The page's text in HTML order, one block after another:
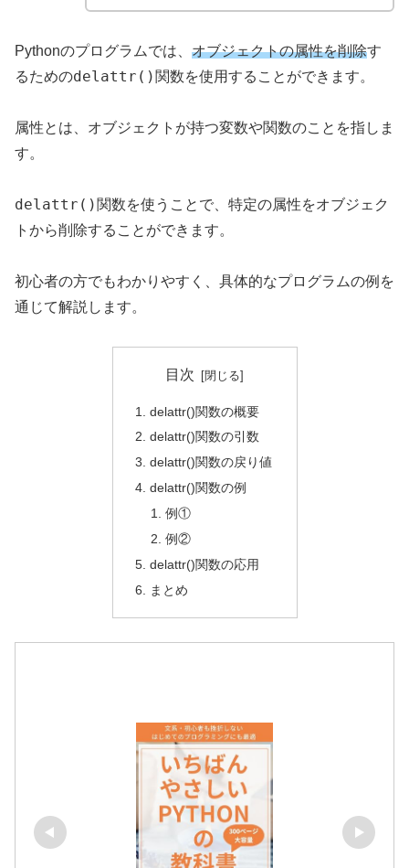
Pythonのプログラムでは、 オブジェクトの属性を削除す
るためのdelattr() 関数を使用することができます。
属性とは、オブジェクトが持つ変数や関数のことを指しま
す。
delattr() 関数を使うことで、特定の属性をオブジェク
トから削除することができます。
初心者の方でもわかりやすく、具体的なプログラムの例を
通じて解説します。
目次
delattr()関数の概要
delattr()関数の引数
delattr()関数の戻り値
delattr()関数の例
例①
例②
delattr()関数の応用
まとめ